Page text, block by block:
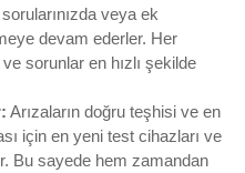
veya ek
devam ederler. Her
sorunlar en hızlı şekilde
Arızaların doğru teşhisi ve en
için en yeni test cihazları ve
Bu sayede hem zamandan